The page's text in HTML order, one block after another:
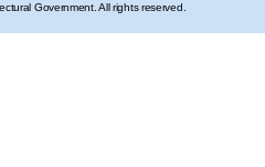
Government. All rights reserved.